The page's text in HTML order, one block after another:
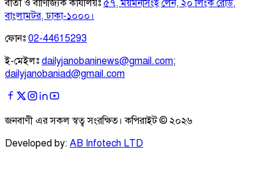
বার্তা ও বাণিজ্যিক কার্যালয়ঃ ৫৭, ময়মনসিংহ লেন, ২০ লিংক রোড,
বাংলামটর, ঢাকা-১০০০।
ফোনঃ 02-44615293
ই-মেইলঃ dailyjanobaninews@gmail.com;
dailyjanobaniad@gmail.com
জনবাণী এর সকল স্বত্ব সংরক্ষিত। কপিরাইট © ২০২৬
Developed by: AB Infotech LTD